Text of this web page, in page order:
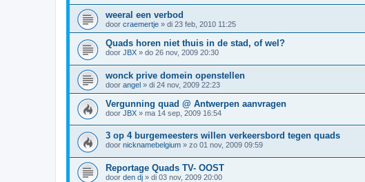
weeral een verbod
door craemertje » di 23 feb, 2010 11:25
Quads horen niet thuis in de stad, of wel?
door JBX » do 26 nov, 2009 20:30
wonck prive domein openstellen
door angel » di 24 nov, 2009 22:23
Vergunning quad @ Antwerpen aanvragen
door JBX » ma 14 sep, 2009 16:54
3 op 4 burgemeesters willen verkeersbord tegen quads
door nicknamebelgium » zo 01 nov, 2009 09:59
Reportage Quads TV- OOST
door den dj » di 03 nov, 2009 20:00